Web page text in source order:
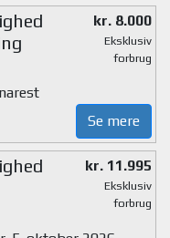
kr. 8.000
Eksklusiv
forbrug
Se mere
kr. 11.995
Eksklusiv
forbrug